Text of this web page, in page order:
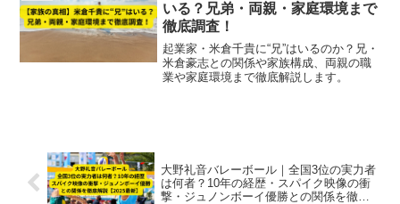
いる？兄弟・両親・家庭環境まで
徹底調査！
起業家・米倉千貴に“兄”はいるのか？兄・
米倉豪志との関係や家族構成、両親の職
業や家庭環境まで徹底解説します。
大野礼音バレーボール｜全国3位の実力者
は何者？10年の経歴・スパイク映像の衝
撃・ジュノンボーイ優勝との関係を徹底